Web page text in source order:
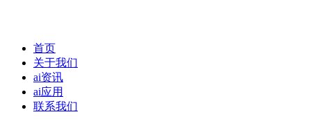
首页
关于我们
ai资讯
ai应用
联系我们